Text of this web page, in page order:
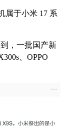
属于小米 17 系
，一批国产新
、OPPO